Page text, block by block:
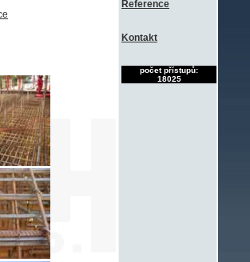
Reference
Kontakt
počet přístupů:
18025